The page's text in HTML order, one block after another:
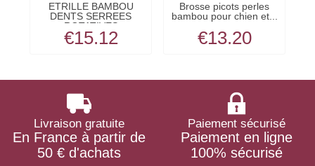
ETRILLE BAMBOU
DENTS SERREES
ROTATIVES
€15.12
Brosse picots perles
bambou pour chien et...
€13.20
Livraison gratuite
En France à partir de
50 € d'achats
Paiement sécurisé
Paiement en ligne
100% sécurisé